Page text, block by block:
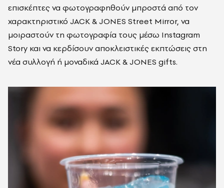
επισκέπτες να φωτογραφηθούν μπροστά από τον
χαρακτηριστικό JACK & JONES Street Mirror, να
μοιραστούν τη φωτογραφία τους μέσω Instagram
Story και να κερδίσουν αποκλειστικές εκπτώσεις στη
νέα συλλογή ή μοναδικά JACK & JONES gifts.